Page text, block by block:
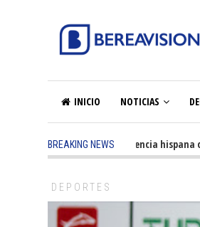
INICIO NOTICIAS
BREAKING NEWS
5 months ago - La excelencia hispana
DEPORTES